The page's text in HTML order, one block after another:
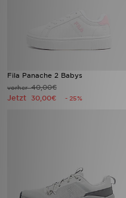
Fila Panache 2 Babys
vorher40,00€
Jetzt 30,00€ - 25%